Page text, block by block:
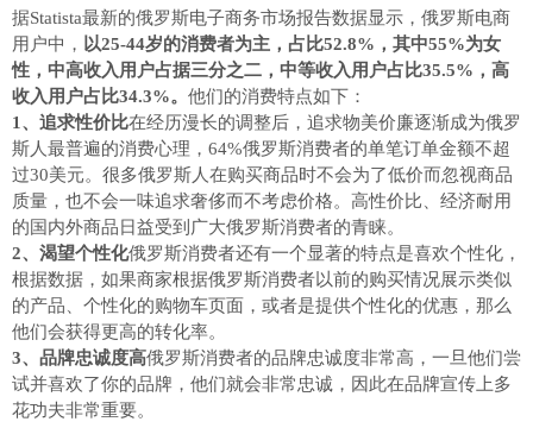
据Statista最新的俄罗斯电子商务市场报告数据显示，俄罗斯电商
用户中， 以25-44岁的消费者为主，占比52.8%，其中55%为女
性，中高收入用户占据三分之二，中等收入用户占比35.5%，高
收入用户占比34.3%。 他们的消费特点如下 ：
1、追求性价比在经历漫长的调整后，追求物美价廉逐渐成为俄罗
斯人最普遍的消费心理，64%俄罗斯消费者的单笔订单金额不超
过30美元。很多俄罗斯人在购买商品时不会为了低价而忽视商品
质量，也不会一味追求奢侈而不考虑价格。高性价比、经济耐用
的国内外商品日益受到广大俄罗斯消费者的青睐。
2、渴望个性化俄罗斯消费者还有一个显著的特点是喜欢个性化，
根据数据，如果商家根据俄罗斯消费者以前的购买情况展示类似
的产品、个性化的购物车页面，或者是提供个性化的优惠，那么
他们会获得更高的转化率。
3、品牌忠诚度高俄罗斯消费者的品牌忠诚度非常高，一旦他们尝
试并喜欢了你的品牌，他们就会非常忠诚，因此在品牌宣传上多
花功夫非常重要。